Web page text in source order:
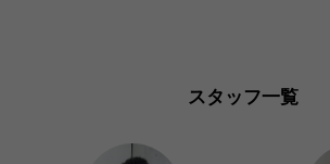
スタッフ一覧